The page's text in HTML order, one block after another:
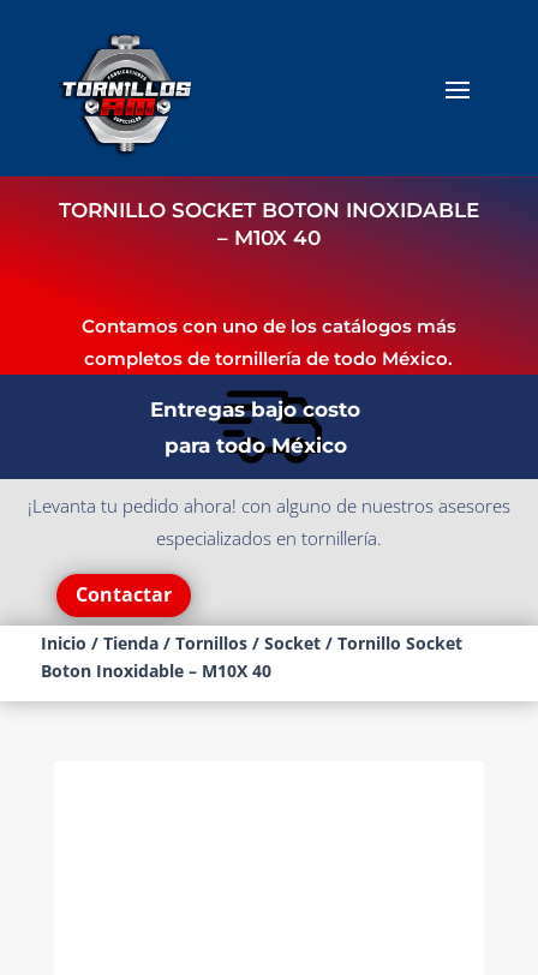
TORNILLO SOCKET BOTON INOXIDABLE
– M10X 40
Contamos con uno de los catálogos más
completos de tornillería de todo México.
Entregas bajo costo
para todo México
¡Levanta tu pedido ahora! con alguno de nuestros asesores
especializados en tornillería.
Contactar
Inicio / Tienda/ Tornillos/ Socket/ Tornillo Socket
Boton Inoxidable – M10X 40